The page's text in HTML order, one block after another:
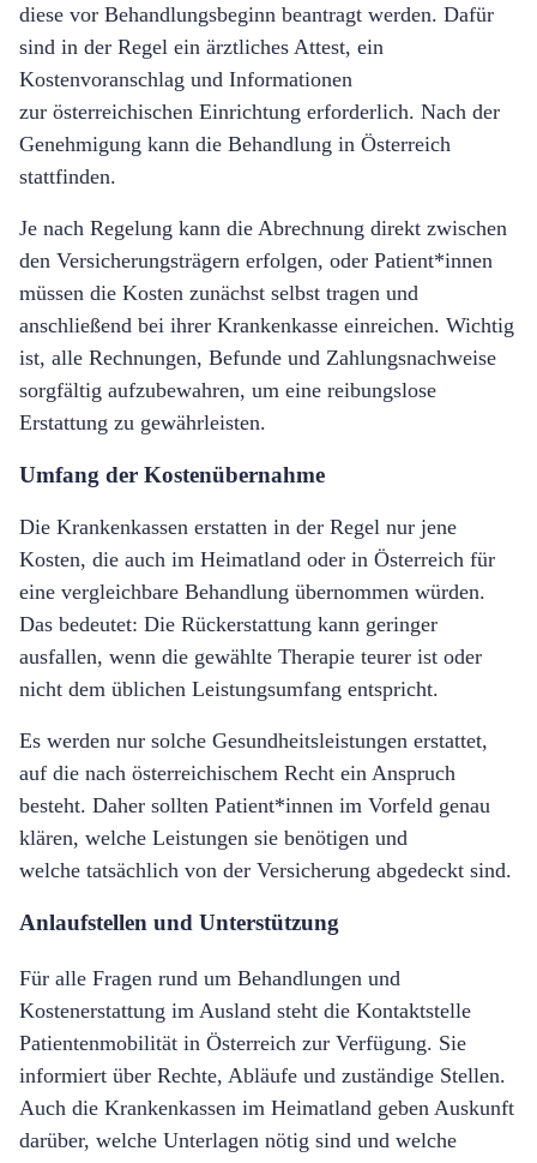
diese vor Behandlungsbeginn beantragt werden. Dafür
sind in der Regel ein ärztliches Attest, ein
Kostenvoranschlag und Informationen
zur österreichischen Einrichtung erforderlich. Nach der
Genehmigung kann die Behandlung in Österreich
stattfinden.
Je nach Regelung kann die Abrechnung direkt zwischen
den Versicherungsträgern erfolgen, oder Patient*innen
müssen die Kosten zunächst selbst tragen und
anschließend bei ihrer Krankenkasse einreichen. Wichtig
ist, alle Rechnungen, Befunde und Zahlungsnachweise
sorgfältig aufzubewahren, um eine reibungslose
Erstattung zu gewährleisten.
Umfang der Kostenübernahme
Die Krankenkassen erstatten in der Regel nur jene
Kosten, die auch im Heimatland oder in Österreich für
eine vergleichbare Behandlung übernommen würden.
Das bedeutet: Die Rückerstattung kann geringer
ausfallen, wenn die gewählte Therapie teurer ist oder
nicht dem üblichen Leistungsumfang entspricht.
Es werden nur solche Gesundheitsleistungen erstattet,
auf die nach österreichischem Recht ein Anspruch
besteht. Daher sollten Patient*innen im Vorfeld genau
klären, welche Leistungen sie benötigen und
welche tatsächlich von der Versicherung abgedeckt sind.
Anlaufstellen und Unterstützung
Für alle Fragen rund um Behandlungen und
Kostenerstattung im Ausland steht die Kontaktstelle
Patientenmobilität in Österreich zur Verfügung. Sie
informiert über Rechte, Abläufe und zuständige Stellen.
Auch die Krankenkassen im Heimatland geben Auskunft
darüber, welche Unterlagen nötig sind und welche